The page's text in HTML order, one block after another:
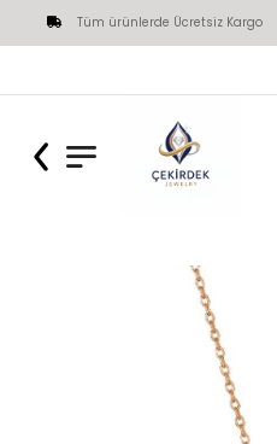
Tüm ürünlerde Ücretsiz Kargo